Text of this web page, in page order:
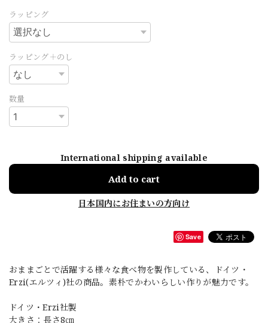
ラッピング
ラッピング＋のし
数量
International shipping available
Add to cart
日本国内にお住まいの方向け
Save
おままごとで活躍する様々な食べ物を製作している、ドイツ・
Erzi(エルツィ)社の商品。素朴でかわいらしい作りが魅力です。
ドイツ・Erzi社製
大きさ：長さ8㎝